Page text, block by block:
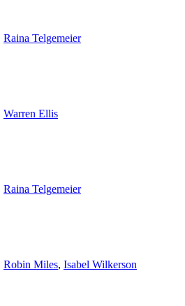
Raina Telgemeier
Warren Ellis
Raina Telgemeier
Robin Miles, Isabel Wilkerson